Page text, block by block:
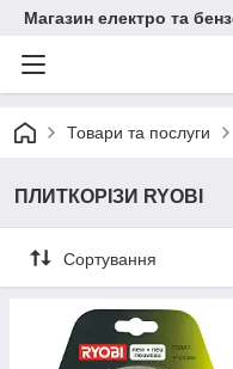
Магазин електро та
Товари та послуги
ПЛИТКОРІЗИ RYOBI
Сортування